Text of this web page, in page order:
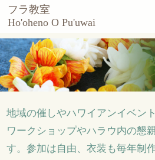
フラ教室
Ho'oheno O Pu'uwai
地域の催しやハワイアンイベン
ワークショップやハラウ内の懇
す。参加は自由、衣装も毎年制